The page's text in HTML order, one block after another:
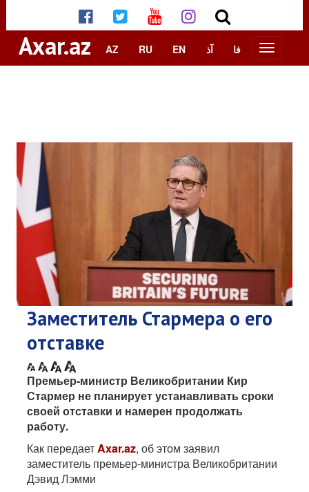
Axar.az AZ RU EN آذ فا
Заместитель Стармера о его
отставке
Премьер-министр Великобритании Кир
Стармер не планирует устанавливать сроки
своей отставки и намерен продолжать
работу.
Как передаетAxar.az, об этом заявил
заместитель премьер-министра Великобритании
Дэвид Лэмми